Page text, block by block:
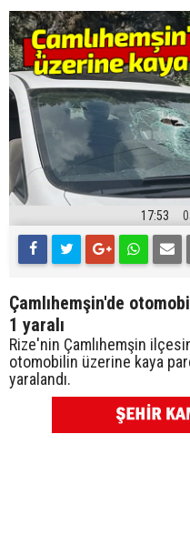
17:53
Çamlıhemşin'de
1 yaralı
Rize'nin Çamlıhemşin
otomobilin üzerine kaya
yaralandı.